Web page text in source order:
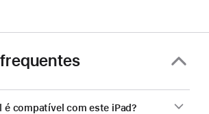
é compatível com este iPad?